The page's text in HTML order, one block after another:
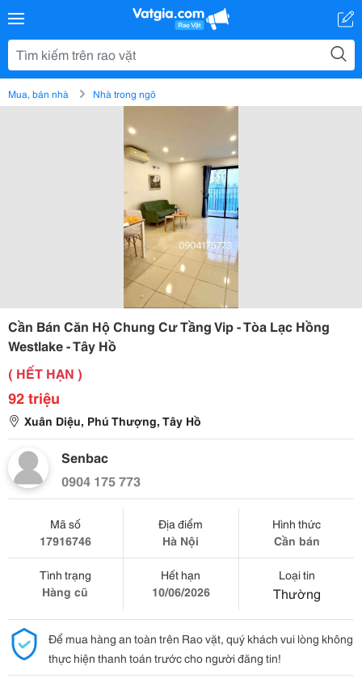
Mua, bán nhà Nhà trong ngõ
Cần Bán Căn Hộ Chung Cư Tầng Vip - Tòa Lạc Hồng
Westlake - Tây Hồ
( HẾT HẠN )
92 triệu
Xuân Diệu, Phú Thượng, Tây Hồ
Senbac
0904 175 773
Mã số
17916746
Địa điểm
Hà Nội
Hình thức
Cần bán
Tình trạng
Hàng cũ
Hết hạn
10/06/2026
Loại tin
Thường
Để mua hàng an toàn trên Rao vặt, quý khách vui lòng không
thực hiện thanh toán trước cho người đăng tin!